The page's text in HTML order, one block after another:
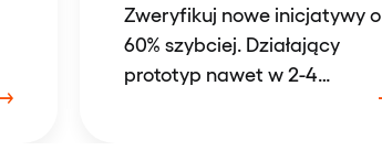
Zweryfikuj nowe inicjatywy o
60% szybciej. Działający
prototyp nawet w 2-4